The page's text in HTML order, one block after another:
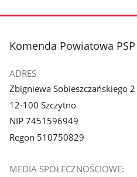
stopka
Komenda Powiatowa
ADRES
Zbigniewa Sobieszczańskiego 2
12-100 Szczytno
NIP 7451596949
Regon 510750829
MEDIA SPOŁECZNOŚCIOWE: